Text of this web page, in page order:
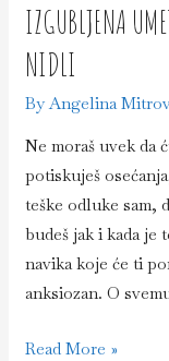
IZGUBLJENA
NIDLI
ByAngelina
Ne moraš uvek da
potiskuješ
teške odluke sam,
budeš jak i kada
navika koje će ti
anksiozan. O
Izgubljena
Read More »